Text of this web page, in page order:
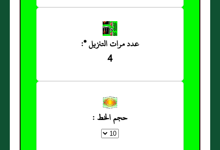
عدد مرات التنزيل *:
4
حجم الخط :